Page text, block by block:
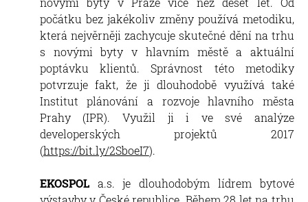
počátku bez jakékoliv změny používá metodiku,
která nejvěrněji zachycuje skutečné dění na trhu
s novými byty v hlavním městě a aktuální
poptávku klientů. Správnost této metodiky
potvrzuje fakt, že ji dlouhodobě využívá také
Institut plánování a rozvoje hlavního města
Prahy (IPR). Využil ji i ve své analýze
developerských projektů 2017
(https://bit.ly/2SboeI7).
EKOSPOLa.s. je dlouhodobým lídrem bytové